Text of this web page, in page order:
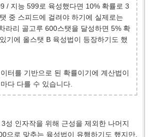
/ 지능 599로 육성했다면 10% 확률로 3
중 스피드에 걸려야 하기에 실제로는
라리 골고루 600스탯을 달성하면 5% 확
기에 올스탯 B 육성법이 등장하기도 했
터를 기반으로 된 확률이기에 계산법이
다 다를 수 있습니다.
성 인자작을 위해 근성을 제외한 나머지
으로 맞추는 육성법이 유행하기도 했지만,